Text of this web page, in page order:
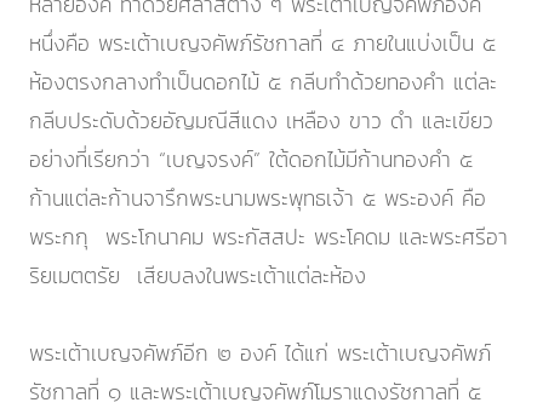
หนึ่งคือ พระเต้าเบญจคัพภ์รัชกาลที่ ๔ ภายในแบ่งเป็น ๕
ห้องตรงกลางทำเป็นดอกไม้ ๕ กลีบทำด้วยทองคำ แต่ละ
กลีบประดับด้วยอัญมณีสีแดง เหลือง ขาว ดำ และเขียว
อย่างที่เรียกว่า “เบญจรงค์” ใต้ดอกไม้มีก้านทองคำ ๕
ก้านแต่ละก้านจารึกพระนามพระพุทธเจ้า ๕ พระองค์ คือ
พระกกุ พระโกนาคม พระกัสสปะ พระโคดม และพระศรีอา
ริยเมตตรัย เสียบลงในพระเต้าแต่ละห้อง
พระเต้าเบญจคัพภ์อีก ๒ องค์ ได้แก่ พระเต้าเบญจคัพภ์
รัชกาลที่ ๑ และพระเต้าเบญจคัพภ์โมราแดงรัชกาลที่ ๕